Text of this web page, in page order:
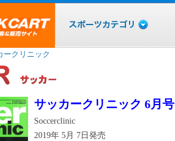
ークリニック
サッカークリニック 6月号
Soccerclinic
2019年 5月 7日発売